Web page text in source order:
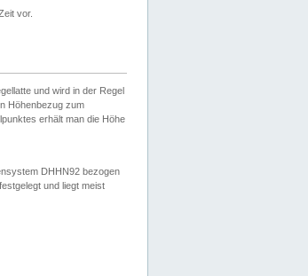
vor.
und wird in der Regel
Höhenbezug zum
erhält man die Höhe
DHHN92 bezogen
und liegt meist